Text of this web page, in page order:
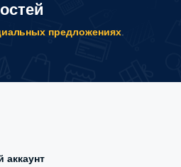
предложениях.
аккаунт